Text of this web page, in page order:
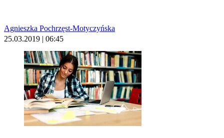
Agnieszka Pochrzęst-Motyczyńska
25.03.2019 | 06:45